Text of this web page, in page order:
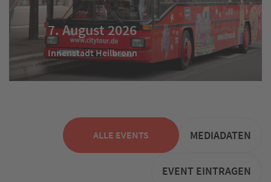
7. August 2026
Innenstadt Heilbronn
ALLE EVENTS MEDIADATEN
EVENT EINTRAGEN